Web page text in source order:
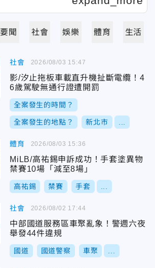
要聞 社會 娛樂 體育 生活
社會
影/汐止拖板車載直升機扯斷電纜！4
6歲駕駛無通行證遭開罰
全案發生的時間？
全案發生的地點？ 新北市
2026/08/03 15:47
體育
MiLB/高祐錫申訴成功！手套塗異物
禁賽10場「減至8場」
高祐錫 禁賽 手套
2026/08/03 15:36
社會
中部國道服務區車聚亂象！警週六夜
舉發44件違規
國道 國道警察 車聚
2026/08/02 17:44